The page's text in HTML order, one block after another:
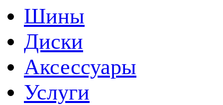
Шины
Диски
Аксессуары
Услуги